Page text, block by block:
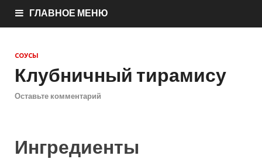
ГЛАВНОЕ МЕНЮ
СОУСЫ
Клубничный тирамису
Оставьте комментарий
Ингредиенты